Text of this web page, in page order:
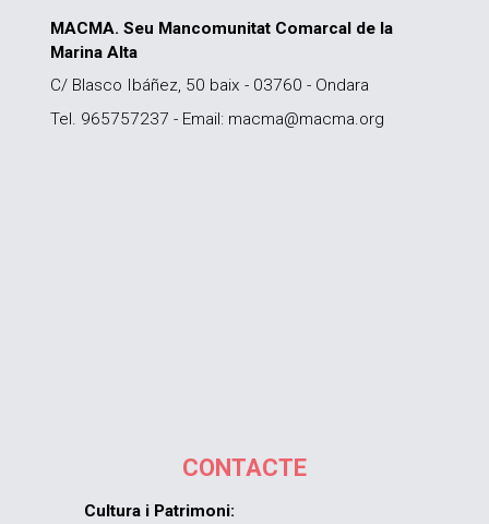
MACMA. Seu Mancomunitat Comarcal de la
Marina Alta
C/ Blasco Ibáñez, 50 baix - 03760 - Ondara
Tel. 965757237 - Email: macma@macma.org
CONTACTE
Cultura i Patrimoni: